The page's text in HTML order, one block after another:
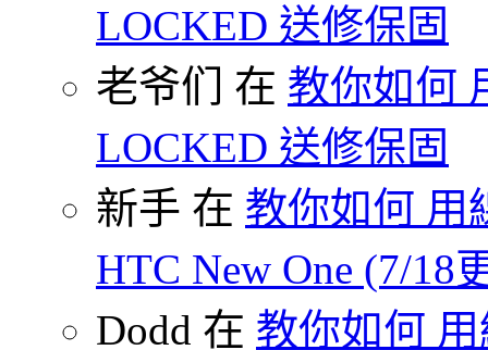
LOCKED 送修保固
老爷们 在 教你如何
LOCKED 送修保固
新手 在 教你如何 用
HTC New One (7/18
Dodd 在 教你如何